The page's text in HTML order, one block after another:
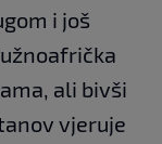
i još
ali bivši
vjeruje